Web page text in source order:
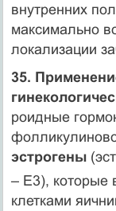
внутренних
максимально
локализации
35.
роидные
эстрогены
– Е3), которые
клетками